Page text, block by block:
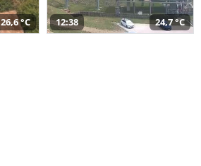
26,6 °C 12:38 24,7 °C